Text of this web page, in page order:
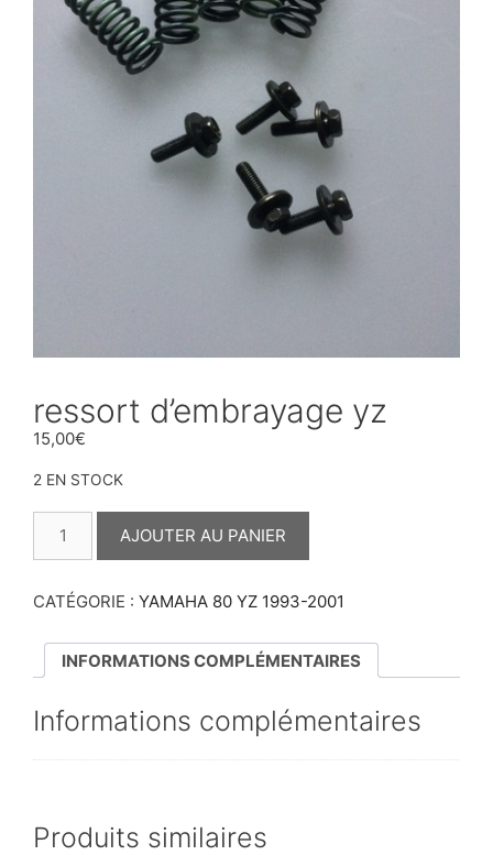
ressort d’embrayage yz
15,00€
2 EN STOCK
QUANTITÉ
AJOUTER AU PANIER
CATÉGORIE : YAMAHA 80 YZ 1993-2001
INFORMATIONS COMPLÉMENTAIRES
Informations complémentaires
Produits similaires